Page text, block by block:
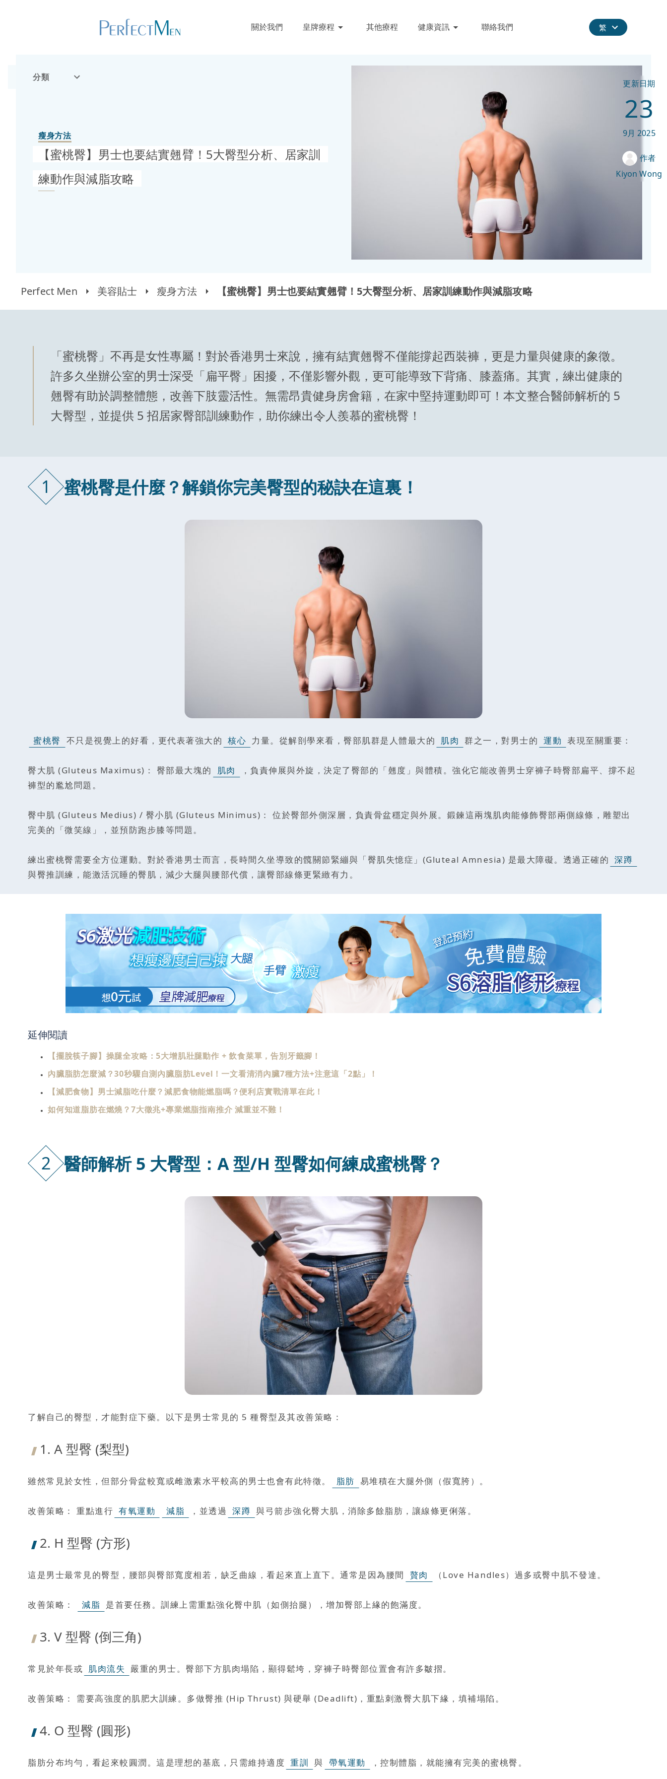
分類 更新日期
23
9月 2025
作者
Kiyon Wong
關於我們 皇牌療程 其他療程 健康資訊 聯絡我們 繁
瘦身方法
【蜜桃臀】男士也要結實翹臂！5大臀型分析、居家訓
練動作與減脂攻略
Perfect Men 美容貼士 瘦身方法 【蜜桃臀】男士也要結實翹臂！5大臀型分析、居家訓練動作與減脂攻略
「蜜桃臀」不再是女性專屬！對於香港男士來說，擁有結實翹臀不僅能撐起西裝褲，更是力量與健康的象徵。
許多久坐辦公室的男士深受「扁平臀」困擾，不僅影響外觀，更可能導致下背痛、膝蓋痛。其實，練出健康的
翹臀有助於調整體態，改善下肢靈活性。無需昂貴健身房會籍，在家中堅持運動即可！本文整合醫師解析的 5
大臀型，並提供 5 招居家臀部訓練動作，助你練出令人羨慕的蜜桃臀！
1 蜜桃臀是什麼？解鎖你完美臀型的秘訣在這裏！
蜜桃臀 不只是視覺上的好看，更代表著強大的 核心 力量。從解剖學來看，臀部肌群是人體最大的 肌肉 群之一，對男士的 運動 表現至關重要：
臀大肌 (Gluteus Maximus)： 臀部最大塊的 肌肉
，負責伸展與外旋，決定了臀部的「翹度」與體積。強化它能改善男士穿褲子時臀部扁平、撐不起
褲型的尷尬問題。
臀中肌 (Gluteus Medius) / 臀小肌 (Gluteus Minimus)： 位於臀部外側深層，負責骨盆穩定與外展。鍛鍊這兩塊肌肉能修飾臀部兩側線條，雕塑出
完美的「微笑線」，並預防跑步膝等問題。
練出蜜桃臀需要全方位運動。對於香港男士而言，長時間久坐導致的髖關節緊繃與「臀肌失憶症」(Gluteal Amnesia) 是最大障礙。透過正確的 深蹲
與臀推訓練，能激活沉睡的臀肌，減少大腿與腰部代償，讓臀部線條更緊緻有力。
延伸閱讀
【擺脫筷子腳】操腿全攻略：5大增肌壯腿動作 + 飲食菜單，告別牙籤腳！
內臟脂肪怎麼減？30秒驟自測內臟脂肪Level！一文看清消內臟7種方法+注意這「2點」！
【減肥食物】男士減脂吃什麼？減肥食物能燃脂嗎？便利店實戰清單在此！
如何知道脂肪在燃燒？7大徵兆+專業燃脂指南推介 減重並不難！
2 醫師解析 5 大臀型：A 型/H 型臀如何練成蜜桃臀？
了解自己的臀型，才能對症下藥。以下是男士常見的 5 種臀型及其改善策略：
1. A 型臀 (梨型)
雖然常見於女性，但部分骨盆較寬或雌激素水平較高的男士也會有此特徵。 脂肪 易堆積在大腿外側（假寬胯）。
改善策略： 重點進行 有氧運動 減脂 ，並透過 深蹲 與弓箭步強化臀大肌，消除多餘脂肪，讓線條更俐落。
2. H 型臀 (方形)
這是男士最常見的臀型，腰部與臀部寬度相若，缺乏曲線，看起來直上直下。通常是因為腰間 贅肉 （Love Handles）過多或臀中肌不發達。
改善策略： 減脂 是首要任務。訓練上需重點強化臀中肌（如側抬腿），增加臀部上緣的飽滿度。
3. V 型臀 (倒三角)
常見於年長或 肌肉流失 嚴重的男士。臀部下方肌肉塌陷，顯得鬆垮，穿褲子時臀部位置會有許多皺摺。
改善策略： 需要高強度的肌肥大訓練。多做臀推 (Hip Thrust) 與硬舉 (Deadlift)，重點刺激臀大肌下緣，填補塌陷。
4. O 型臀 (圓形)
脂肪分布均勻，看起來較圓潤。這是理想的基底，只需維持適度 重訓 與 帶氧運動 ，控制體脂，就能擁有完美的蜜桃臀。